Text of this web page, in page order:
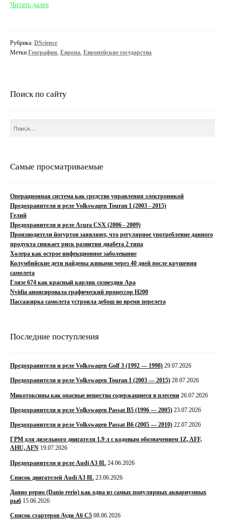
Читать далееРеспублика
Рубрика: DScience
Метки География, Европа, Европейские государства
Поиск по сайту
Самые просматриваемые
Операционная система как средство управления электроникой
Предохранители и реле Volkswagen Touran I (2003 - 2015)
Гелий
Предохранители и реле Acura CSX (2006 - 2009)
Производители йогуртов заявляют, что регулярное употребление данного
продукта снижает риск развития диабета 2 типа
Холера как острое инфекционное заболевание
Колумбийские дети найдены живыми через 40 дней после крушения
самолета
Глизе 674 как красный карлик созвездия Ара
Nvidia анонсировала графический процессор H200
Пассажирка самолета устроила дебош во время перелета
Последние поступления
Предохранители и реле Volkswagen Golf 3 (1992 — 1998) 29.07.2026
Предохранители и реле Volkswagen Touran I (2003 — 2015) 28.07.2026
Микотоксины как опасные вещества содержащиеся в плесени 26.07.2026
Предохранители и реле Volkswagen Passat B5 (1996 — 2005) 23.07.2026
Предохранители и реле Volkswagen Passat B6 (2005 — 2010) 22.07.2026
ГРМ для дизельного двигателя 1.9 л с кодовым обозначением 1Z, AFF,
AHU, AFN 19.07.2026
Предохранители и реле Audi A3 8L 24.06.2026
Список двигателей Audi A3 8L 23.06.2026
Данио рерио (Danio rerio) как одна из самых популярных аквариумных
рыб 15.06.2026
Список стартеров Ауди А6 С5 08.06.2026